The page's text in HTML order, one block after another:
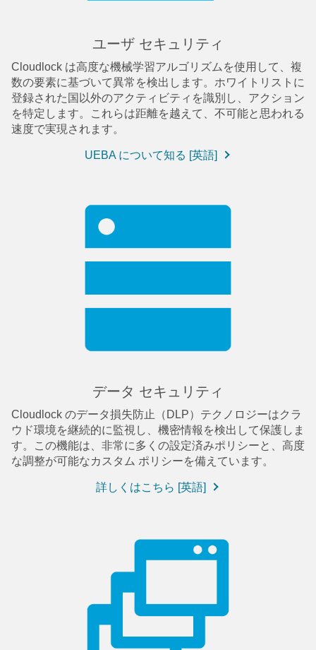
ユーザ セキュリティ
Cloudlock は高度な機械学習アルゴリズムを使用して、複
数の要素に基づいて異常を検出します。ホワイトリストに
登録された国以外のアクティビティを識別し、アクション
を特定します。これらは距離を越えて、不可能と思われる
速度で実現されます。
UEBA について知る [英語]
データ セキュリティ
Cloudlock のデータ損失防止（DLP）テクノロジーはクラ
ウド環境を継続的に監視し、機密情報を検出して保護しま
す。この機能は、非常に多くの設定済みポリシーと、高度
な調整が可能なカスタム ポリシーを備えています。
詳しくはこちら [英語]